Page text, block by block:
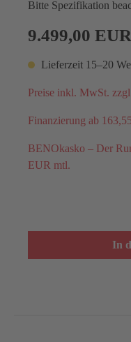
Bitte Spezifikation
9.499,00
Lieferzeit 15–20
Preise inkl. MwSt.
Finanzierung ab
BENOkasko – Der
EUR mtl.
In